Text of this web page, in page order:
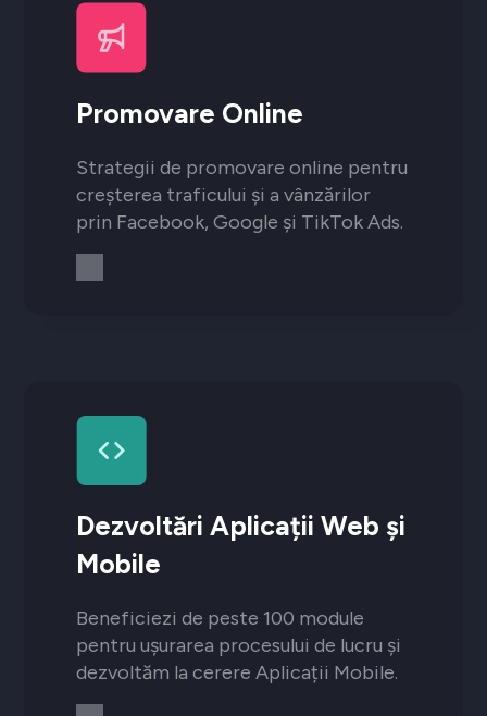
Promovare Online
Strategii de promovare online pentru
creșterea traficului și a vânzărilor
prin Facebook, Google și TikTok Ads.
Dezvoltări Aplicații Web și
Mobile
Beneficiezi de peste 100 module
pentru ușurarea procesului de lucru și
dezvoltăm la cerere Aplicații Mobile.